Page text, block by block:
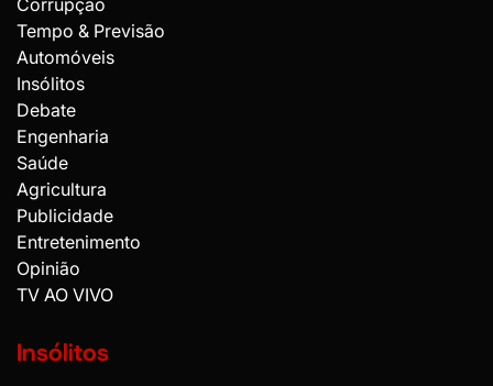
Corrupção
Tempo & Previsão
Automóveis
Insólitos
Debate
Engenharia
Saúde
Agricultura
Publicidade
Entretenimento
Opinião
TV AO VIVO
Insólitos